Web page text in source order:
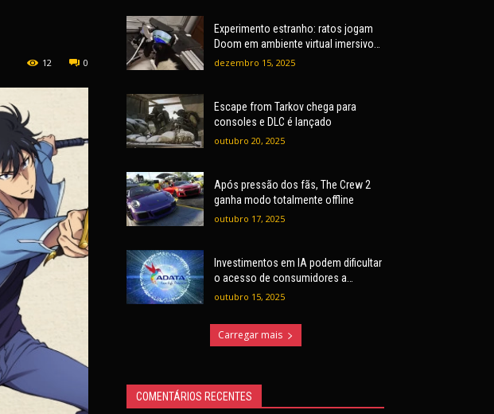
0
12
Experimento estranho: ratos jogam
Doom em ambiente virtual imersivo
com mira e tiros
dezembro 15, 2025
Escape from Tarkov chega para
consoles e DLC é lançado
outubro 20, 2025
Após pressão dos fãs, The Crew 2
ganha modo totalmente offline
outubro 17, 2025
Investimentos em IA podem dificultar
o acesso de consumidores a
hardware, alerta ADATA
outubro 15, 2025
Carregar mais
COMENTÁRIOS RECENTES